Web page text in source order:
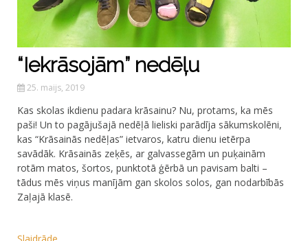
“Iekrāsojām” nedēļu
25. maijs, 2019
Kas skolas ikdienu padara krāsainu? Nu, protams, ka mēs
paši! Un to pagājušajā nedēļā lieliski parādīja sākumskolēni,
kas “Krāsainās nedēļas” ietvaros, katru dienu ietērpa
savādāk. Krāsainās zeķēs, ar galvassegām un puķainām
rotām matos, šortos, punktotā ģērbā un pavisam balti –
tādus mēs viņus manījām gan skolos solos, gan nodarbībās
Zaļajā klasē.
Slaidrāde